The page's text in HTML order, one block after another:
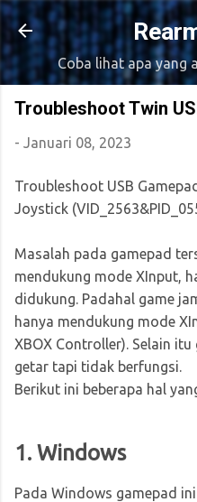
Langsung
Coba lihat apa yang
Troubleshoot Twin
- Januari 08, 2023
Troubleshoot USB
Joystick
Masalah pada gamepad
mendukung mode XInput,
didukung. Padahal game
hanya mendukung mode
XBOX Controller). Selain
getar tapi tidak berfungsi.
Berikut ini beberapa hal
1. Windows
Pada Windows gamepad